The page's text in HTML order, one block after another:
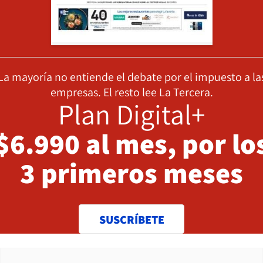
mayoría no entiende el debate por el impuesto a
empresas. El resto lee La Tercera.
Plan Digital+
al mes, por
3 primeros meses
SUSCRÍBETE